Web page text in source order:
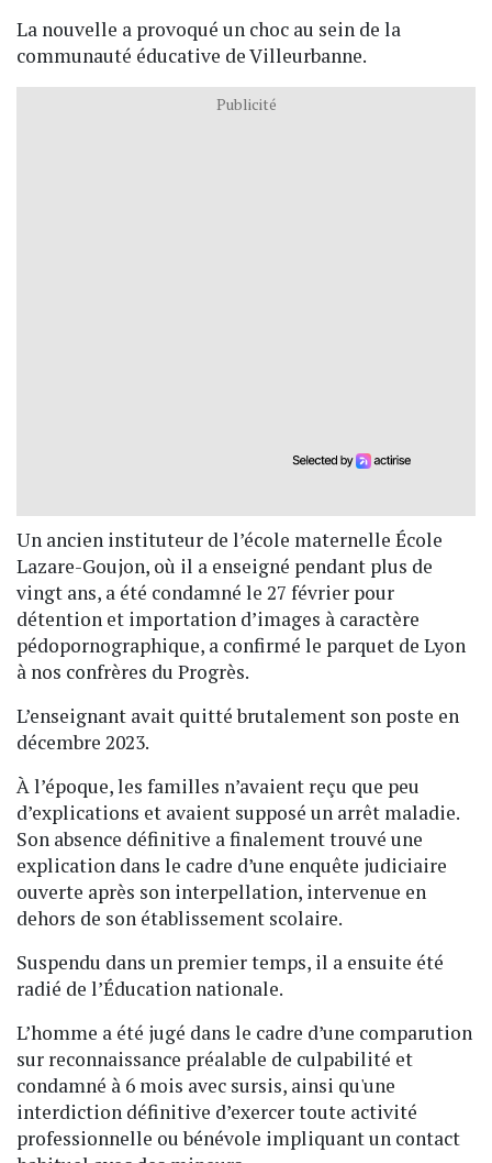
La nouvelle a provoqué un choc au sein de la
communauté éducative de Villeurbanne.
Publicité
Un ancien instituteur de l’école maternelle École
Lazare-Goujon, où il a enseigné pendant plus de
vingt ans, a été condamné le 27 février pour
détention et importation d’images à caractère
pédopornographique, a confirmé le parquet de Lyon
à nos confrères du Progrès.
L’enseignant avait quitté brutalement son poste en
décembre 2023.
À l’époque, les familles n’avaient reçu que peu
d’explications et avaient supposé un arrêt maladie.
Son absence définitive a finalement trouvé une
explication dans le cadre d’une enquête judiciaire
ouverte après son interpellation, intervenue en
dehors de son établissement scolaire.
Suspendu dans un premier temps, il a ensuite été
radié de l’Éducation nationale.
L’homme a été jugé dans le cadre d’une comparution
sur reconnaissance préalable de culpabilité et
condamné à 6 mois avec sursis, ainsi qu'une
interdiction définitive d’exercer toute activité
professionnelle ou bénévole impliquant un contact